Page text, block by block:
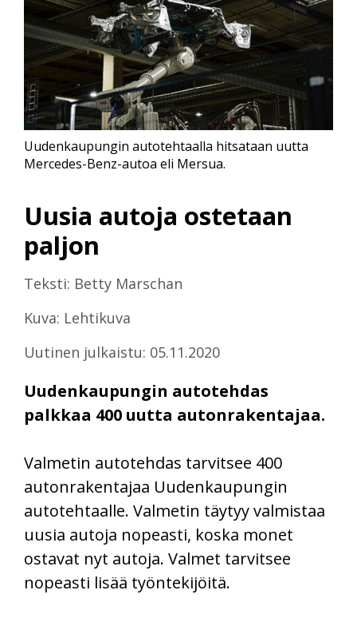
Uusia autoja ostetaan
paljon
Teksti: Betty Marschan
Kuva: Lehtikuva
Uutinen julkaistu: 05.11.2020
Uudenkaupungin autotehdas
palkkaa 400 uutta autonrakentajaa.
Uudenkaupungin autotehtaalla hitsataan uutta
Mercedes-Benz-autoa eli Mersua.
Valmetin autotehdas tarvitsee 400
autonrakentajaa Uudenkaupungin
autotehtaalle. Valmetin täytyy valmistaa
uusia autoja nopeasti, koska monet
ostavat nyt autoja. Valmet tarvitsee
nopeasti lisää työntekijöitä.